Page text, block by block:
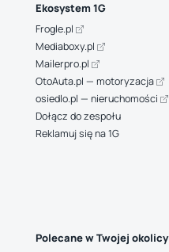
Ekosystem 1G
Frogle.pl
Mediaboxy.pl
Mailerpro.pl
OtoAuta.pl — motoryzacja
osiedlo.pl — nieruchomości
Dołącz do zespołu
Reklamuj się na 1G
Polecane w Twojej okolicy